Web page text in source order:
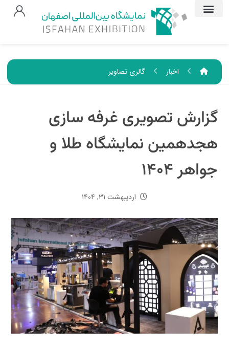
اخبار گالری تصاویر
گزارش تصویری غرفه سازی
هجدهمین نمایشگاه طلا و
جواهر ۱۴۰۴
اردیبهشت ۳۱, ۱۴۰۴